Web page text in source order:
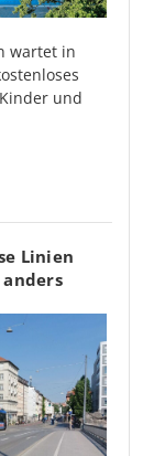
wartet in
und
Linien